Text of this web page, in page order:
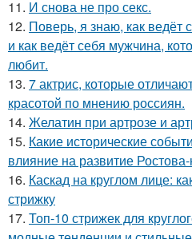
11. И снова не про секс.
12. Поверь, я знаю, как
и как ведёт себя мужчина,
любит.
13. 7 актрис, которые
красотой по мнению россиян.
14. Желатин при артрозе и
15. Какие исторические
влияние на развитие
16. Каскад на круглом лице:
стрижку
17. Топ-10 стрижек для